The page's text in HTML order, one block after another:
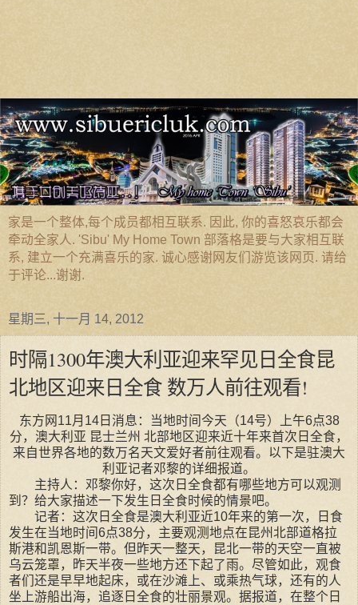
家是一个整体,每个成员都相互联系. 因此, 你的喜怒哀乐都会
牵动全家人. 'Sibu' My Home Town 部落格是要与大家相互联
系, 建立一个充满喜乐的家. 诚心感谢网友们游览该网页. 请给
于评论...谢谢.
星期三, 十一月 14, 2012
时隔1300年澳大利亚迎来罕见日全食昆
北地区迎来日全食 数万人前往观看!
东方网11月14日消息：当地时间今天（14号）上午6点38
分，澳大利亚 昆士兰州 北部地区迎来近十年来首次日全食，
来自世界各地的数万名天文爱好者前往观看。以下是驻澳大
利亚记者邓黎的详细报道。
主持人：邓黎你好，这次日全食都有哪些地方可以观测
到？给大家描述一下发生日全食时候的情景吧。
记者：这次日全食是澳大利亚近10年来的第一次，日食
发生在当地时间6点38分，主要观测地点在昆州北部道格拉
斯港和凯恩斯一带。但昨天一整天，昆北一带的天空一直被
乌云笼罩，昨天半夜一些地方还下起了雨。尽管如此，观食
者们还是早早地起床，或在沙滩上、或乘热气球，还有的人
坐上游船出海，追逐日全食的壮丽景观。据报道，在整个日